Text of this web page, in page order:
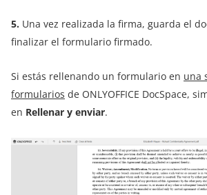
5. Una vez realizada la firma, guarda el
finalizar el formulario firmado.
Si estás rellenando un formulario en una
formularios de ONLYOFFICE DocSpace,
en Rellenar y enviar.